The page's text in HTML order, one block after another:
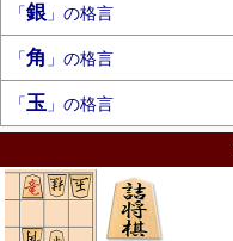
「銀 」の格言
「角 」の格言
「玉 」の格言